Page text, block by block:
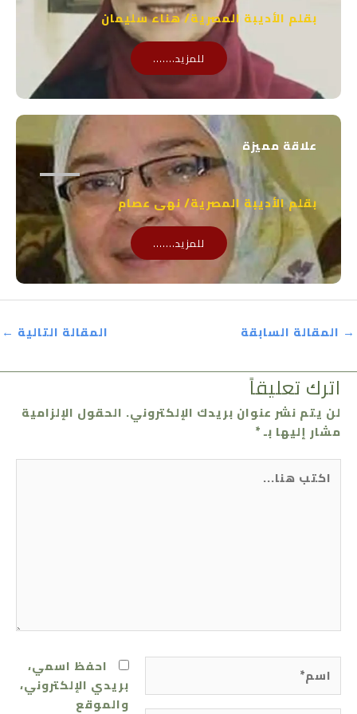
بقلم الأديبة المصرية/ هناء سليمان
للمزيد.......
علاقة مميزة
بقلم الأديبة المصرية/ نهى عصام
للمزيد.......
→ المقالة السابقة المقالة التالية ←
اترك تعليقاً
لن يتم نشر عنوان بريدك الإلكتروني. الحقول الإلزامية
مشار إليها بـ*
هنا...
احفظ اسمي،
بريدي الإلكتروني،
والموقع